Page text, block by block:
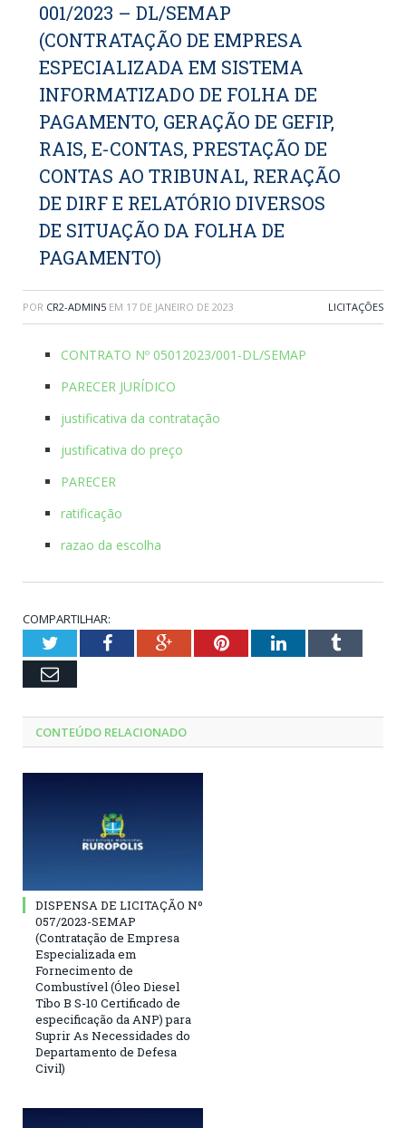
001/2023 – DL/SEMAP
(CONTRATAÇÃO DE EMPRESA
ESPECIALIZADA EM SISTEMA
INFORMATIZADO DE FOLHA DE
PAGAMENTO, GERAÇÃO DE GEFIP,
RAIS, E-CONTAS, PRESTAÇÃO DE
CONTAS AO TRIBUNAL, RERAÇÃO
DE DIRF E RELATÓRIO DIVERSOS
DE SITUAÇÃO DA FOLHA DE
PAGAMENTO)
POR CR2-ADMIN5 EM 17 DE JANEIRO DE 2023 LICITAÇÕES
CONTRATO Nº 05012023/001-DL/SEMAP
PARECER JURÍDICO
justificativa da contratação
justificativa do preço
PARECER
ratificação
razao da escolha
COMPARTILHAR:
TwitterFacebookGoogle+PinterestLinkedInTumblr
Email
CONTEÚDO RELACIONADO
DISPENSA DE LICITAÇÃO Nº
057/2023-SEMAP
(Contratação de Empresa
Especializada em
Fornecimento de
Combustível (Óleo Diesel
Tibo B S-10 Certificado de
especificação da ANP) para
Suprir As Necessidades do
Departamento de Defesa
Civil)